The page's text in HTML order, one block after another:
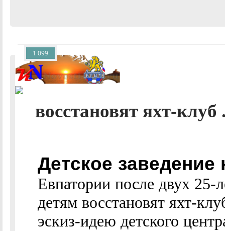
восстановят яхт-
Детское заведение
Евпатории после двух 25-
детям восстановят яхт-
эскиз-идею детского
1 099